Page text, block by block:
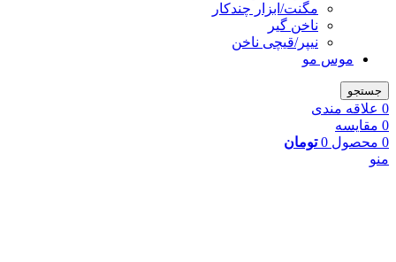
مگنت/ابزار چندکار
ناخن گیر
نیپر/قیچی ناخن
موس مو
جستجو
0 علاقه مندی
0 مقایسه
0 محصول 0 تومان
منو